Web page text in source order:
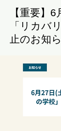
【重要】
「リカバ
止のお知